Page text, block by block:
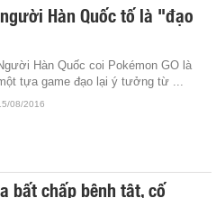
Hàn Quốc tố là "đạo
Hàn Quốc coi Pokémon GO là
tựa game đạo lại ý tưởng từ ...
08/2016
bất chấp bệnh tật, cố